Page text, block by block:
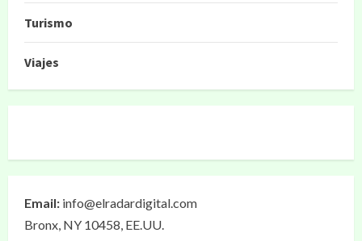
Turismo
Viajes
Email: info@elradardigital.com
Bronx, NY 10458, EE.UU.